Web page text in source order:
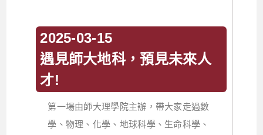
2025-03-15
遇見師大地科，預見未來人
才!
第一場由師大理學院主辦，帶大家走過數
學、物理、化學、地球科學、生命科學、